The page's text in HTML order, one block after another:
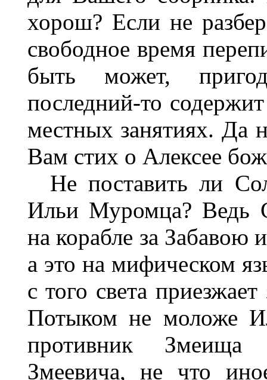
хорош? Если не
свободное время
быть может,
последний-то
местных занятиях.
Вам стих о Алексее
Не поставить ли
Ильи Муромца? Ведь
на корабле за Забавою
а это на мифическом
с того света
Потыком не моложе
противник
Змеевича, не что